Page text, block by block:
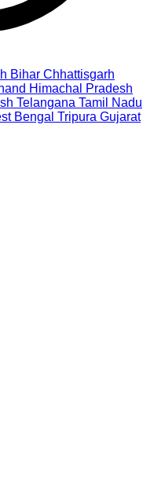
Bihar Chhattisgarh
Himachal Pradesh
Telangana Tamil Nadu
Bengal Tripura Gujarat